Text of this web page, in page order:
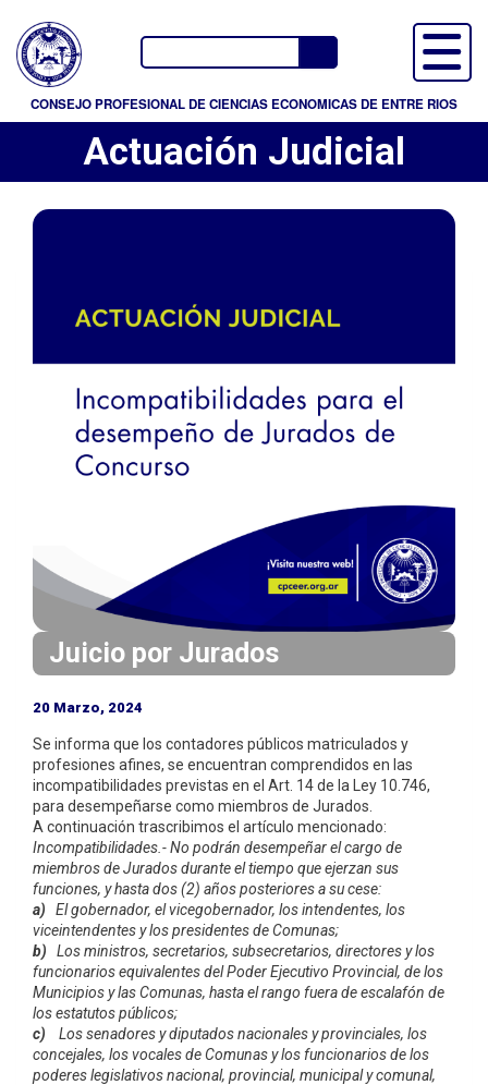
a
s
a
r
a
l
c
e
i
d
o
n
a
l
CONSEJO PROFESIONAL DE CIENCIAS ECONOMICAS DE ENTRE RIOS
Buscador
Actuación Judicial
Juicio por Jurados
20 Marzo, 2024
Se informa que los contadores públicos matriculados y
profesiones afines, se encuentran comprendidos en las
incompatibilidades previstas en el Art. 14 de la Ley 10.746,
para desempeñarse como miembros de Jurados.
A continuación trascribimos el artículo mencionado:
Incompatibilidades.- No podrán desempeñar el cargo de
miembros de Jurados durante el tiempo que ejerzan sus
funciones, y hasta dos (2) años posteriores a su cese:
a) El gobernador, el vicegobernador, los intendentes, los
viceintendentes y los presidentes de Comunas;
b) Los ministros, secretarios, subsecretarios, directores y los
funcionarios equivalentes del Poder Ejecutivo Provincial, de los
Municipios y las Comunas, hasta el rango fuera de escalafón de
los estatutos públicos;
c) Los senadores y diputados nacionales y provinciales, los
concejales, los vocales de Comunas y los funcionarios de los
poderes legislativos nacional, provincial, municipal y comunal,